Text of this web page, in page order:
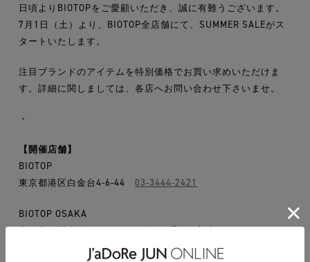
日頃よりBIOTOPをご愛顧いただき、誠に有難うございます。
7月1日（土）より、BIOTOP全店舗にて、SUMMER SALEがス
タートいたします。
注目ブランドのアイテムを特別価格でお買い求めいただけま
す。詳細に関しましては、各店へお問い合わせ下さいませ。
・
【開催店舗】
BIOTOP
東京都港区白金台4-6-44 03-3444-2421
BIOTOP OSAKA
大阪市西区南堀江1-16-1 メブロ16番館 1/2/4F06-6531-